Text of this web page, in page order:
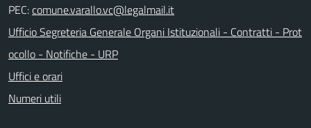
PEC:
Ufficio Segreteria Generale Organi Istituzionali - Contratti - Prot
ocollo - Notifiche - URP
Uffici e orari
Numeri utili